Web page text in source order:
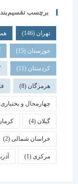
برچسب تقسیم‌بندی
همدان
خوزستان(15)
کردستان(11)
هرمزگان(8) فارس
چهارمحال و بختیاری (4)
کرمان
خراسان شمالی(2)
(1) آذربایجان